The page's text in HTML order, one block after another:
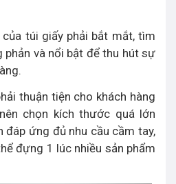
túi giấy phải bắt mắt, tìm
và nổi bật để thu hút sự
thuận tiện cho khách hàng
chọn kích thước quá lớn
đáp ứng đủ nhu cầu cầm tay,
đựng 1 lúc nhiều sản phẩm